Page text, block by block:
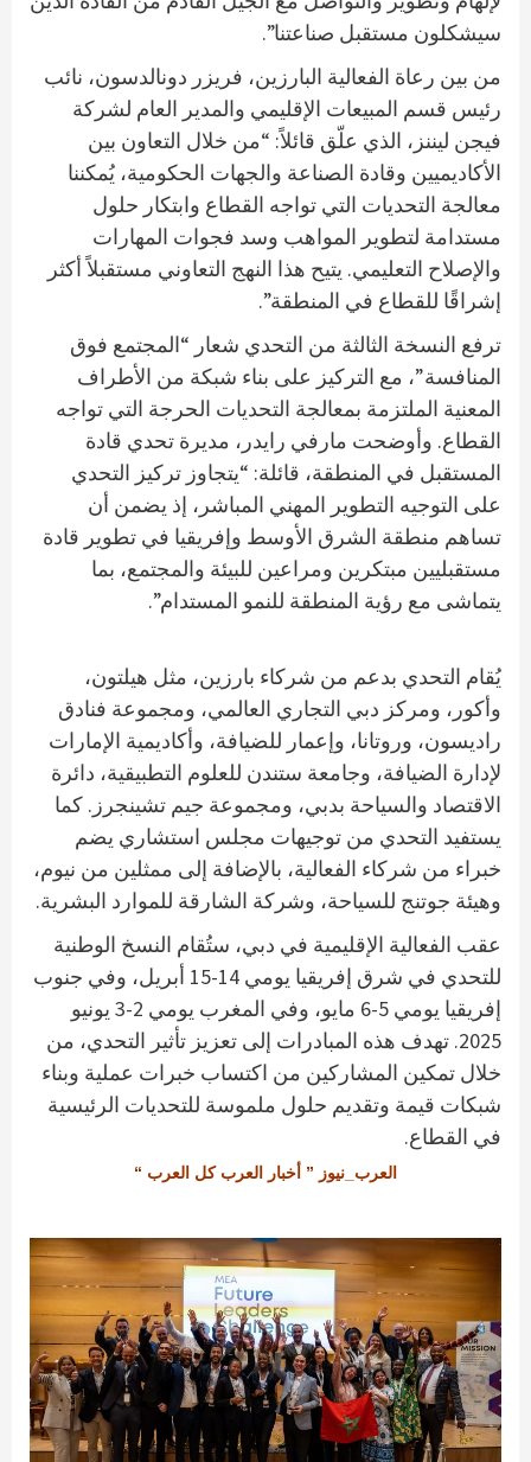
سيشكلون مستقبل صناعتنا”.
من بين رعاة الفعالية البارزين، فريزر دونالدسون، نائب
رئيس قسم المبيعات الإقليمي والمدير العام لشركة
فيجن ليننز، الذي علّق قائلاً: “من خلال التعاون بين
الأكاديميين وقادة الصناعة والجهات الحكومية، يُمكننا
معالجة التحديات التي تواجه القطاع وابتكار حلول
مستدامة لتطوير المواهب وسد فجوات المهارات
والإصلاح التعليمي. يتيح هذا النهج التعاوني مستقبلاً أكثر
إشراقًا للقطاع في المنطقة”.
ترفع النسخة الثالثة من التحدي شعار “المجتمع فوق
المنافسة”، مع التركيز على بناء شبكة من الأطراف
المعنية الملتزمة بمعالجة التحديات الحرجة التي تواجه
القطاع. وأوضحت مارفي رايدر، مديرة تحدي قادة
المستقبل في المنطقة، قائلة: “يتجاوز تركيز التحدي
على التوجيه التطوير المهني المباشر، إذ يضمن أن
تساهم منطقة الشرق الأوسط وإفريقيا في تطوير قادة
مستقبليين مبتكرين ومراعين للبيئة والمجتمع، بما
يتماشى مع رؤية المنطقة للنمو المستدام”.
يُقام التحدي بدعم من شركاء بارزين، مثل هيلتون،
وأكور، ومركز دبي التجاري العالمي، ومجموعة فنادق
راديسون، وروتانا، وإعمار للضيافة، وأكاديمية الإمارات
لإدارة الضيافة، وجامعة ستندن للعلوم التطبيقية، دائرة
الاقتصاد والسياحة بدبي، ومجموعة جيم تشينجرز. كما
يستفيد التحدي من توجيهات مجلس استشاري يضم
خبراء من شركاء الفعالية، بالإضافة إلى ممثلين من نيوم،
وهيئة جوتنج للسياحة، وشركة الشارقة للموارد البشرية.
عقب الفعالية الإقليمية في دبي، ستُقام النسخ الوطنية
للتحدي في شرق إفريقيا يومي 14-15 أبريل، وفي جنوب
إفريقيا يومي 5-6 مايو، وفي المغرب يومي 2-3 يونيو
2025. تهدف هذه المبادرات إلى تعزيز تأثير التحدي، من
خلال تمكين المشاركين من اكتساب خبرات عملية وبناء
شبكات قيمة وتقديم حلول ملموسة للتحديات الرئيسية
في القطاع.
العرب_نيوز ” أخبار العرب كل العرب “